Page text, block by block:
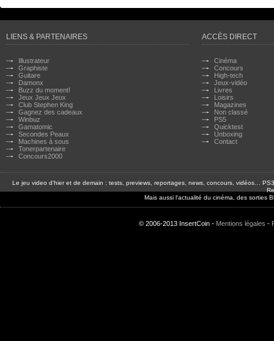
LIENS & PARTENAIRES
Illustrateur
Graphiste
Guitare
Damonx
Buzz du moment!
Jeux Jeux Jeux
Club Stephen King
Gagnez des cadeaux
Winbuz
Gamatomic
Secondes Peaux
Machines à sous
Tonerpartenaire
Concours2000
ACCÈS DIRECT
Cinéma
Concours
High-tech
Jeux-vidéo
Livres
Loisirs
Magazines
Non classé
PS5
Quicktest
Unboxing
Contact
Le jeu video d'hier et de demain : tests, previews, reportages, news, concours, vidéos…
Mais aussi l'actualité du cinéma, des sorties
© 2006-2013 InsertCoin - Mentions légales -